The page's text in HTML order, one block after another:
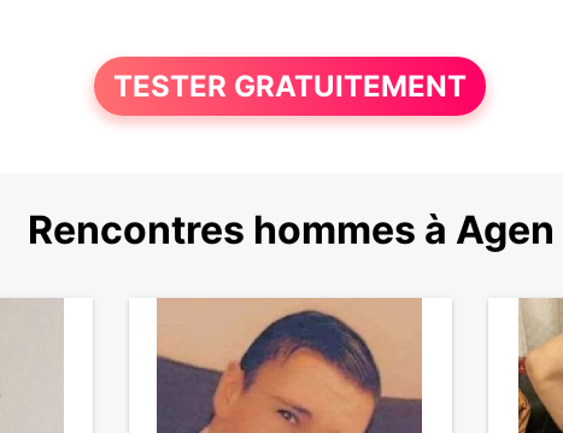
TESTER GRATUITEMENT
Rencontres hommes à Agen